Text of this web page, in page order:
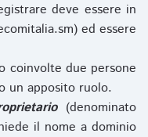
deve essere in
ed essere
coinvolte due persone
un apposito ruolo.
(denominato
il nome a dominio